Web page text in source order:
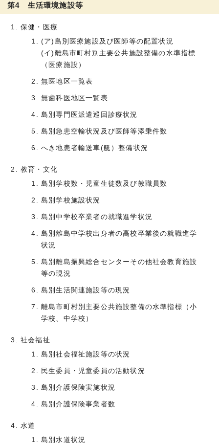
第4 生活環境施設等
保健・医療
(ア)島別医療施設及び医師等の配置状況
(イ)離島市町村別主要公共施設整備の水準指標
（医療施設）
無医地区一覧表
無歯科医地区一覧表
島別専門医派遣巡回診療状況
島別急患空輸状況及び医師等添乗件数
へき地患者輸送車(艇）整備状況
教育・文化
島別学校数・児童生徒数及び教職員数
島別学校施設状況
島別中学校卒業者の就職進学状況
島別離島中学校出身者の高校卒業後の就職進学
状況
島別離島振興総合センターその他社会教育施設
等の現況
島別生活関連施設等の現況
離島市町村別主要公共施設整備の水準指標（小
学校、中学校）
社会福祉
島別社会福祉施設等の状況
民生委員・児童委員の活動状況
島別介護保険実施状況
島別介護保険事業者数
水道
島別水道状況